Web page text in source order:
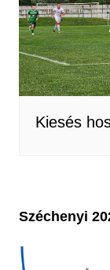
Kiesés
Széchenyi